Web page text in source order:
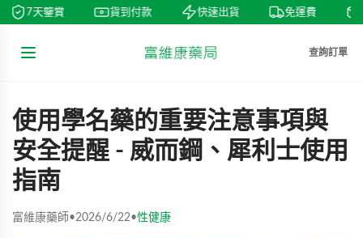
7天鑒賞 貨到付款 快速出貨 免運費
查詢訂單
使用學名藥的重要注意事項與
安全提醒 - 威而鋼、犀利士使用
指南
富維康藥師•2026/6/22•性健康